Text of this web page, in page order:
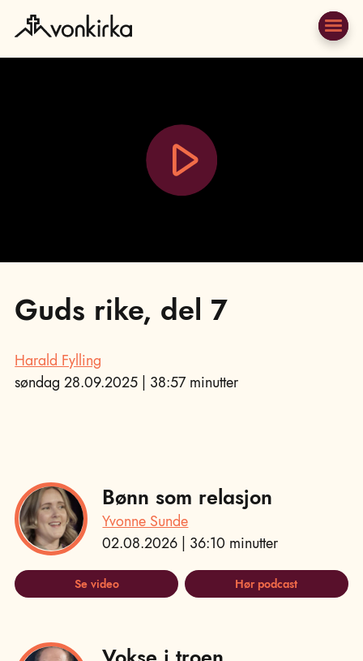
Play
Guds rike, del 7
Harald Fylling
søndag 28.09.2025 | 38:57 minutter
Bønn som relasjon
Yvonne Sunde
02.08.2026 | 36:10 minutter
Se video Hør podcast